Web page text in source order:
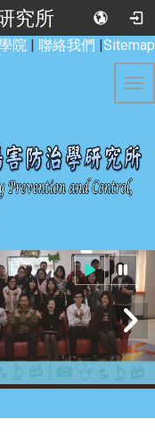
究所
院 | 聯絡我們 |Sitemap